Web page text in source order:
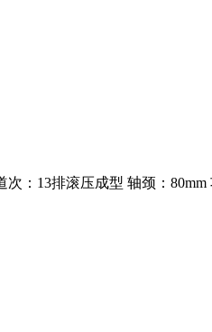
次：13排滚压成型 轴颈：